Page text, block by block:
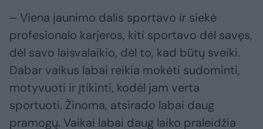
– Viena jaunimo dalis sportavo ir siekė
profesionalo karjeros, kiti sportavo dėl savęs,
dėl savo laisvalaikio, dėl to, kad būtų sveiki.
Dabar vaikus labai reikia mokėti sudominti,
motyvuoti ir įtikinti, kodėl jam verta
sportuoti. Žinoma, atsirado labai daug
pramogų. Vaikai labai daug laiko praleidžia